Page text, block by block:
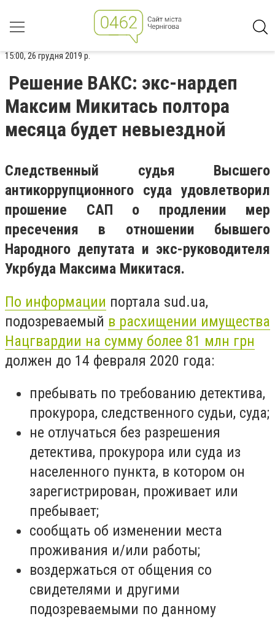
15:00, 26 грудня 2019 р.
Решение ВАКС: экс-нардеп
Максим Микитась полтора
месяца будет невыездной
Следственный судья Высшего
антикоррупционного суда удовлетворил
прошение САП о продлении мер
пресечения в отношении бывшего
Народного депутата и экс-руководителя
Укрбуда Максима Микитася.
По информации портала sud.ua,
подозреваемый в расхищении имущества
Нацгвардии на сумму более 81 млн грн
должен до 14 февраля 2020 года:
пребывать по требованию детектива,
прокурора, следственного судьи, суда;
не отлучаться без разрешения
детектива, прокурора или суда из
населенного пункта, в котором он
зарегистрирован, проживает или
пребывает;
сообщать об изменении места
проживания и/или работы;
воздержаться от общения со
свидетелями и другими
подозреваемыми по данному